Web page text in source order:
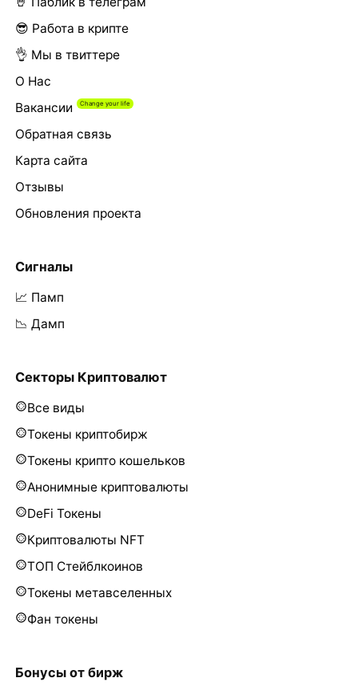
😎 Работа в крипте
👌 Мы в твиттере
О Нас
Вакансии
Обратная связь
Карта сайта
Отзывы
Обновления проекта
Сигналы
📈 Памп
📉 Дамп
Секторы Криптовалют
Все виды
Токены криптобирж
Токены крипто кошельков
Анонимные криптовалюты
DeFi Токены
Криптовалюты NFT
ТОП Стейблкоинов
Токены метавселенных
Фан токены
Бонусы от бирж